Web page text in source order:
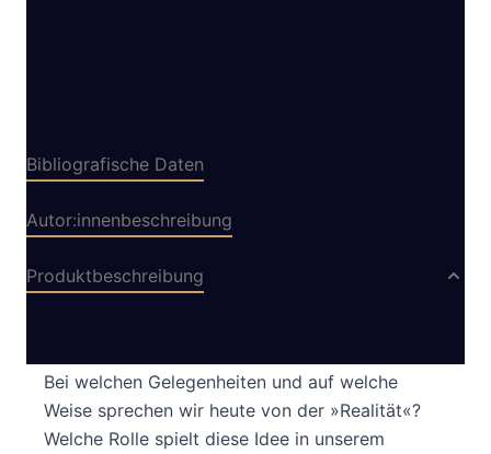
Bibliografische Daten
Autor:innenbeschreibung
Produktbeschreibung
Bei welchen Gelegenheiten und auf welche
Weise sprechen wir heute von der »Realität«?
Welche Rolle spielt diese Idee in unserem